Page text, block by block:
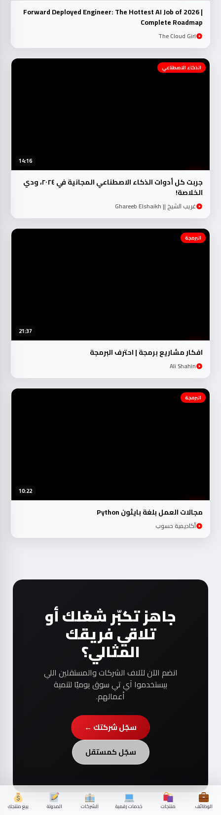
Forward Deployed Engineer: The Hottest AI Job of 2026 |
Complete Roadmap
The Cloud Girl
14:16
الذكاء الاصطناعي
جربت كل أدوات الذكاء الاصطناعي المجانية في ٢٠٢٤، ودي
الخلاصة!
غريب الشيخ || Ghareeb Elshaikh
21:37
البرمجة
افكار مشاريع برمجة | احترف البرمجة
Ali Shahin
10:22
البرمجة
مجالات العمل بلغة بايثون Python
أكاديمية حسوب
جاهز تكبّر شغلك أو
تلاقي فريقك
المثالي؟
انضم الآن لآلاف الشركات والمستقلين اللي
بيستخدموا آي تي سوق يوميًا لتنمية
أعمالهم.
سجّل شركتك ←
سجّل كمستقل
الوظائف منتجات خدمات رقمية الشركات المدونة بيع منتجك